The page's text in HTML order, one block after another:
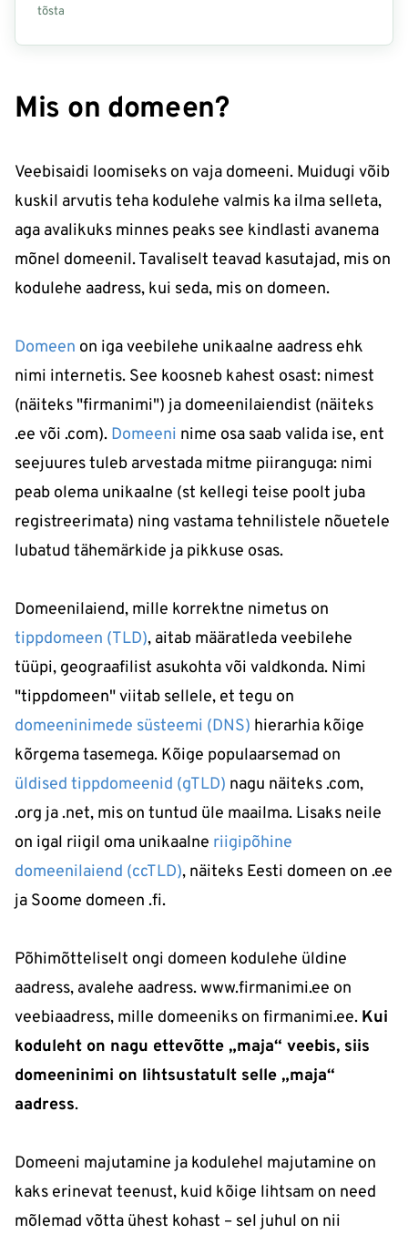
tõsta
Mis on domeen?
Veebisaidi loomiseks on vaja domeeni. Muidugi võib
kuskil arvutis teha kodulehe valmis ka ilma selleta,
aga avalikuks minnes peaks see kindlasti avanema
mõnel domeenil. Tavaliselt teavad kasutajad, mis on
kodulehe aadress, kui seda, mis on domeen.
Domeen on iga veebilehe unikaalne aadress ehk
nimi internetis. See koosneb kahest osast: nimest
(näiteks "firmanimi") ja domeenilaiendist (näiteks
.ee või .com). Domeeni nime osa saab valida ise, ent
seejuures tuleb arvestada mitme piiranguga: nimi
peab olema unikaalne (st kellegi teise poolt juba
registreerimata) ning vastama tehnilistele nõuetele
lubatud tähemärkide ja pikkuse osas.
Domeenilaiend, mille korrektne nimetus on
tippdomeen (TLD), aitab määratleda veebilehe
tüüpi, geograafilist asukohta või valdkonda. Nimi
"tippdomeen" viitab sellele, et tegu on
domeeninimede süsteemi (DNS) hierarhia kõige
kõrgema tasemega. Kõige populaarsemad on
üldised tippdomeenid (gTLD) nagu näiteks .com,
.org ja .net, mis on tuntud üle maailma. Lisaks neile
on igal riigil oma unikaalne riigipõhine
domeenilaiend (ccTLD), näiteks Eesti domeen on .ee
ja Soome domeen .fi.
Põhimõtteliselt ongi domeen kodulehe üldine
aadress, avalehe aadress. www.firmanimi.ee on
veebiaadress, mille domeeniks on firmanimi.ee. Kui
koduleht on nagu ettevõtte „maja“ veebis, siis
domeeninimi on lihtsustatult selle „maja“
aadress.
Domeeni majutamine ja kodulehel majutamine on
kaks erinevat teenust, kuid kõige lihtsam on need
mõlemad võtta ühest kohast – sel juhul on nii